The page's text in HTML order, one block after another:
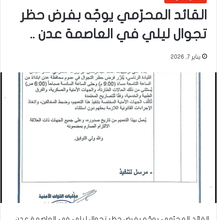
القائد المحرّمي يوجّه بفرض حظر
تجوال ليلي في العاصمة عدن ..
يناير 7, 2026